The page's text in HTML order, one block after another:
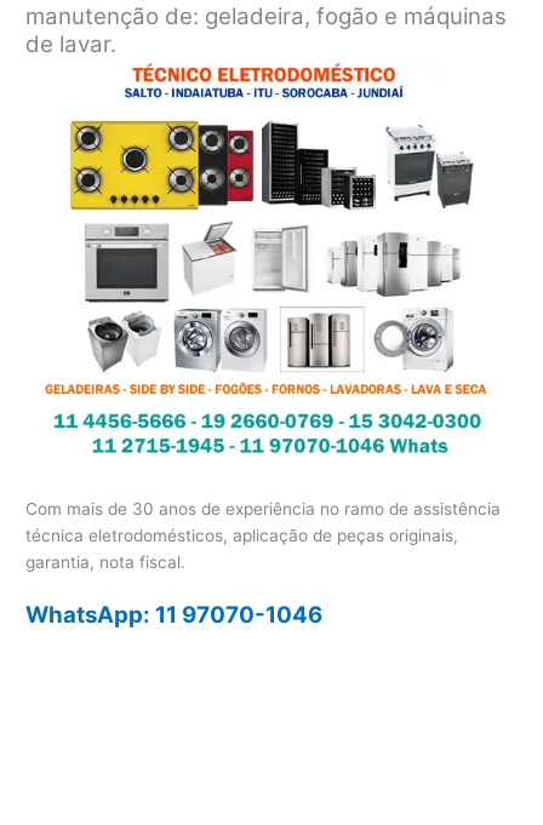
manutenção de: geladeira, fogão e máquinas
de lavar.
Com mais de 30 anos de experiência no ramo de assistência
técnica eletrodomésticos, aplicação de peças originais,
garantia, nota fiscal.
WhatsApp: 11 97070-1046